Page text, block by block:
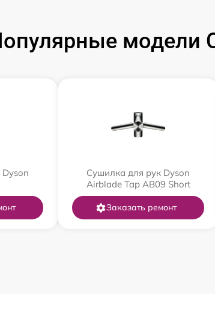
модели
Сушилка для рук Dyson
Airblade Tap AB09 Short
Заказать ремонт